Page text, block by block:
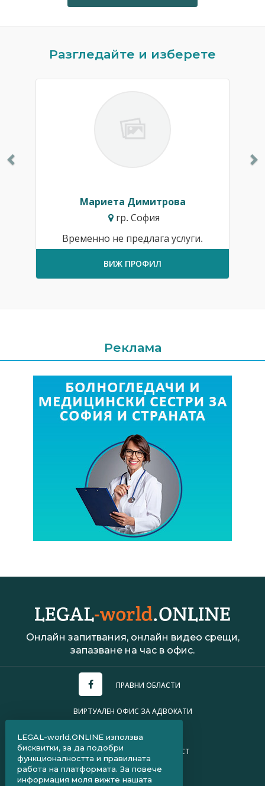
Разгледайте и изберете
Мариета Димитрова
гр. София
Временно не предлага услуги.
ВИЖ ПРОФИЛ
Реклама
Онлайн запитвания, онлайн видео срещи,
запазване на час в офис.
ПРАВНИ ОБЛАСТИ
ВИРТУАЛЕН ОФИС ЗА АДВОКАТИ
ПОЛИТИКА ЗА ПОВЕРИТЕЛНОСТ
ЧЗВ ЗА КЛИЕНТИ
LEGAL-world.ONLINE използва
бисквитки, за да подобри
функционалността и правилната
работа на платформата. За повече
информация моля вижте нашата